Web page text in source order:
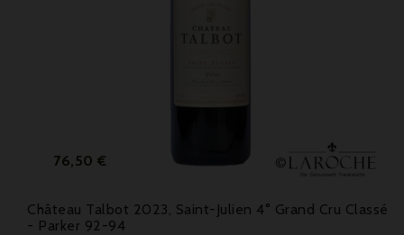
Prix
76,50 €
Château Talbot 2023, Saint-Julien 4° Grand Cru Classé
- Parker 92-94